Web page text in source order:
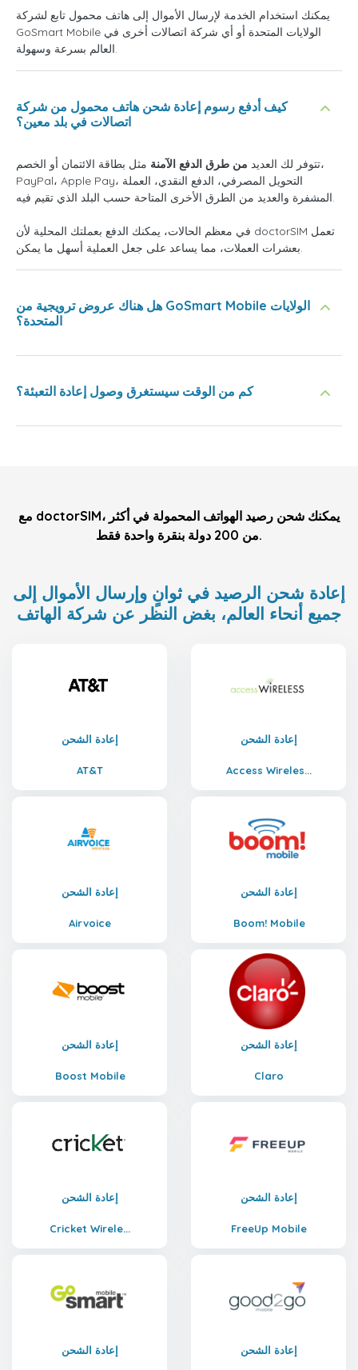
يمكنك استخدام الخدمة لإرسال الأموال إلى هاتف محمول تابع لشركة
GoSmart Mobile الولايات المتحدة أو أي شركة اتصالات أخرى في
العالم بسرعة وسهولة.
كيف أدفع رسوم إعادة شحن هاتف محمول من شركة
اتصالات في بلد معين؟
تتوفر لك العديد من طرق الدفع الآمنة مثل بطاقة الائتمان أو الخصم،
PayPal، Apple Pay، التحويل المصرفي، الدفع النقدي، العملة
المشفرة والعديد من الطرق الأخرى المتاحة حسب البلد الذي تقيم فيه.
في معظم الحالات، يمكنك الدفع بعملتك المحلية لأن doctorSIM تعمل
بعشرات العملات، مما يساعد على جعل العملية أسهل ما يمكن.
هل هناك عروض ترويجية من GoSmart Mobile الولايات
المتحدة؟
كم من الوقت سيستغرق وصول إعادة التعبئة؟
مع doctorSIM، يمكنك شحن رصيد الهواتف المحمولة في أكثر
من 200 دولة بنقرة واحدة فقط.
إعادة شحن الرصيد في ثوانٍ وإرسال الأموال إلى
جميع أنحاء العالم، بغض النظر عن شركة الهاتف
إعادة الشحن
AT&T
إعادة الشحن
Access Wireles...
إعادة الشحن
Airvoice
إعادة الشحن
Boom! Mobile
إعادة الشحن
Boost Mobile
إعادة الشحن
Claro
إعادة الشحن
Cricket Wirele...
إعادة الشحن
FreeUp Mobile
إعادة الشحن إعادة الشحن